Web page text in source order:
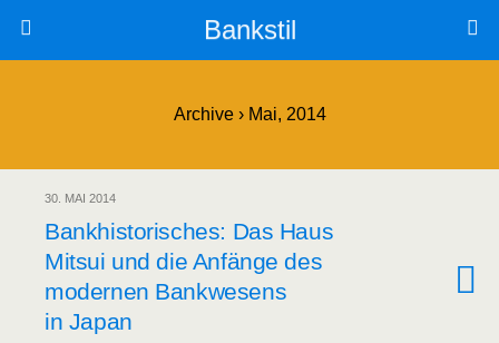
Bankstil
Archive › Mai, 2014
30. MAI 2014
Bank­his­to­ri­sches: Das Haus
Mit­sui und die Anfän­ge des
moder­nen Bank­we­sens
in Japan